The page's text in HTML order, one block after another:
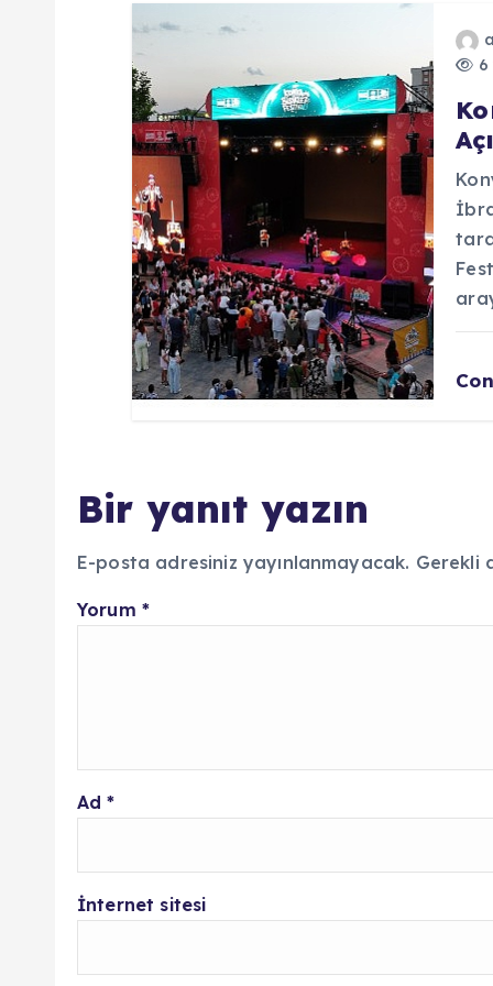
6
Bir yanıt yazın
E-posta adresiniz yayınlanmayacak. Gerekli
Yorum *
Ad*
İnternet sitesi